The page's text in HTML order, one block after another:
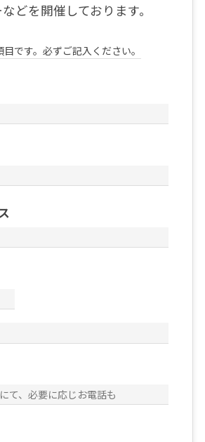
どを開催しております。
目です。必ずご記入ください。